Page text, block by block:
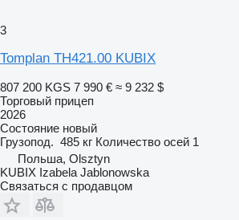
3
Tomplan TH421.00 KUBIX
807 200 KGS 7 990 € ≈ 9 232 $
Торговый прицеп
2026
Состояние новый
Грузопод. 485 кг Количество осей 1
Польша, Olsztyn
KUBIX Izabela Jablonowska
Связаться с продавцом